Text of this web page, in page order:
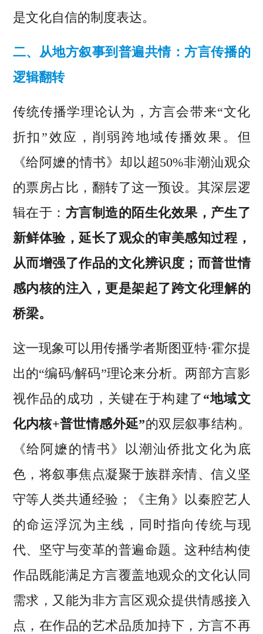
是文化自信的制度表达。
二、从地方叙事到普遍共情：方言传播的
逻辑翻转
传统传播学理论认为，方言会带来“文化
折扣”效应，削弱跨地域传播效果。但
《给阿嬷的情书》却以超50%非潮汕观众
的票房占比，翻转了这一预设。其深层逻
辑在于： 方言制造的陌生化效果，产生了
新鲜体验，延长了观众的审美感知过程，
从而增强了作品的文化辨识度；而普世情
感内核的注入，更是架起了跨文化理解的
桥梁。
这一现象可以用传播学者斯图亚特·霍尔提
出的“编码/解码”理论来分析。两部方言影
视作品的成功，关键在于构建了 “地域文
化内核+普世情感外延”的双层叙事结构。
《给阿嬷的情书》以潮汕侨批文化为底
色，将叙事焦点凝聚于族群亲情、信义坚
守等人类共通经验；《主角》以秦腔艺人
的命运浮沉为主线，同时指向传统与现
代、坚守与变革的普遍命题。这种结构使
作品既能满足方言覆盖地观众的文化认同
需求，又能为非方言区观众提供情感接入
点，在作品的艺术品质加持下，方言不再